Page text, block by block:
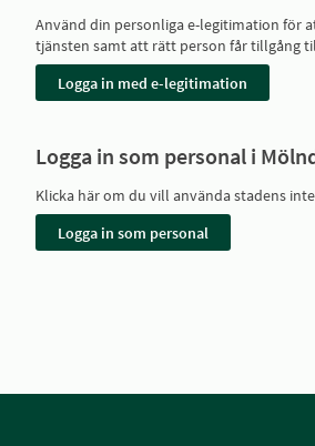
Använd din personliga e-legitimation för
tjänsten samt att rätt person får tillgång
Logga in som personal i
Klicka här om du vill använda stadens